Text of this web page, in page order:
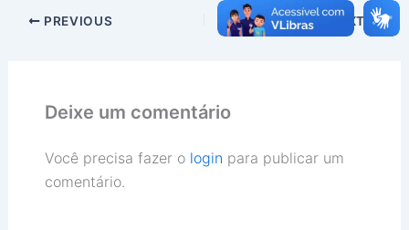
PREVIOUS NEXT
Deixe um comentário
Você precisa fazer o login para publicar um
comentário.